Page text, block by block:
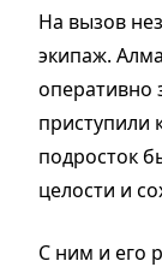
На вызов
экипаж.
оперативно
приступили
подросток
целости и
С ним и его